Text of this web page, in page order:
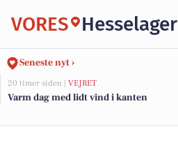
VORES Hesselager
Seneste nyt ›
20 timer siden | VEJRET
Varm dag med lidt vind i kanten